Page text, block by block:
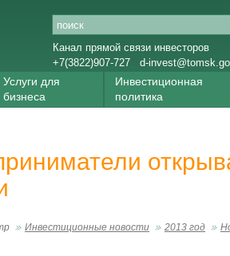
Канал прямой связи инвесторов
+7(3822)907-727
d-
Услуги для
бизнеса
Инвестиционная
политика
Инвестиционные новости 2013 год